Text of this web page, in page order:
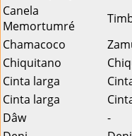
Canela
Memortumré
Chamacoco
Chiquitano
Cinta larga
Cinta larga
Dâw
-